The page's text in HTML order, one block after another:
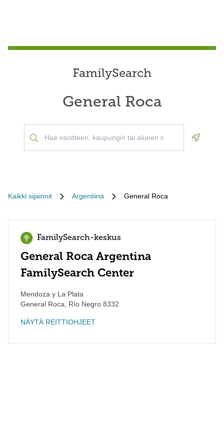
FamilySearch
General Roca
Kaikki sijainnit Argentiina General Roca
FamilySearch-keskus
General Roca Argentina
FamilySearch Center
Mendoza y La Plata
General Roca
Río Negro 8332
NÄYTÄ REITTIOHJEET